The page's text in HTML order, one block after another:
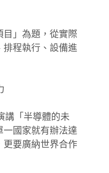
」為題，從實際
程執行、設備進
講「半導體的未
國家就有辦法達
更要廣納世界合作